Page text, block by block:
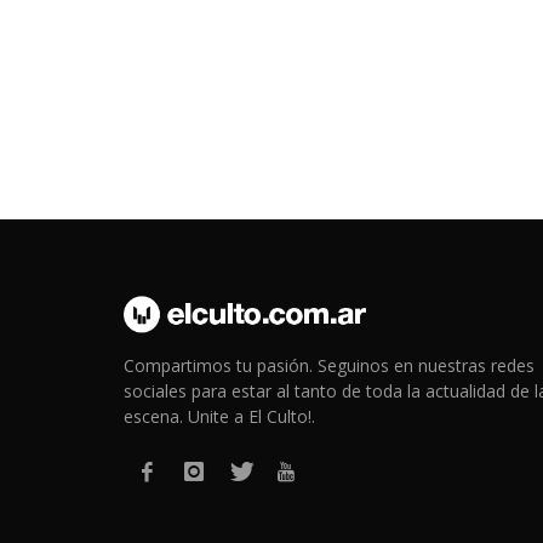
Compartimos tu pasión. Seguinos en nuestras redes
sociales para estar al tanto de toda la actualidad de
escena. Unite a El Culto!.